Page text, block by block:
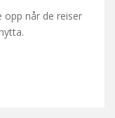
opp når de reiser